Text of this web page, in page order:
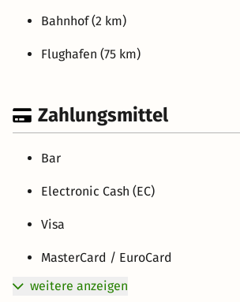
Bahnhof (2 km)
Flughafen (75 km)
Zahlungsmittel
Bar
Electronic Cash (EC)
Visa
MasterCard / EuroCard
weitere anzeigen